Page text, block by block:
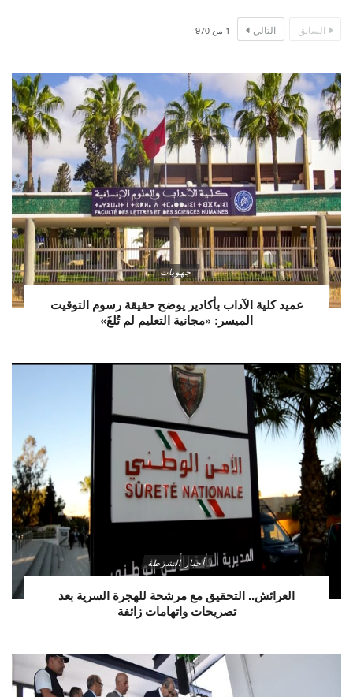
السابق التالي 1 من 970
جهويات
عميد كلية الآداب بأكادير يوضح حقيقة رسوم التوقيت
الميسر: «مجانية التعليم لم تُلغَ»
أخبار الشرطة
العرائش.. التحقيق مع مرشحة للهجرة السرية بعد
تصريحات واتهامات زائفة